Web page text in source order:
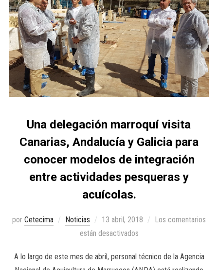
Una delegación marroquí visita
Canarias, Andalucía y Galicia para
conocer modelos de integración
entre actividades pesqueras y
acuícolas.
por Cetecima Noticias 13 abril, 2018
Los comentarios
están desactivados
A lo largo de este mes de abril, personal técnico de la Agencia